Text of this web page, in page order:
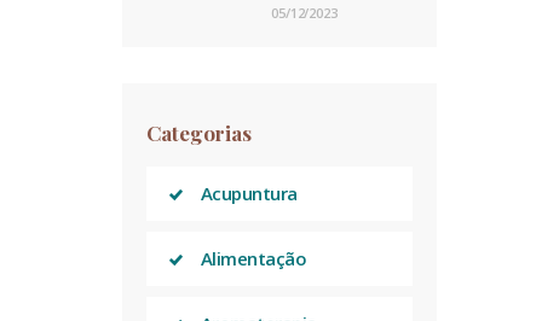
05/12/2023
Categorias
Acupuntura
Alimentação